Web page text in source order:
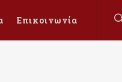
Επικοινωνία